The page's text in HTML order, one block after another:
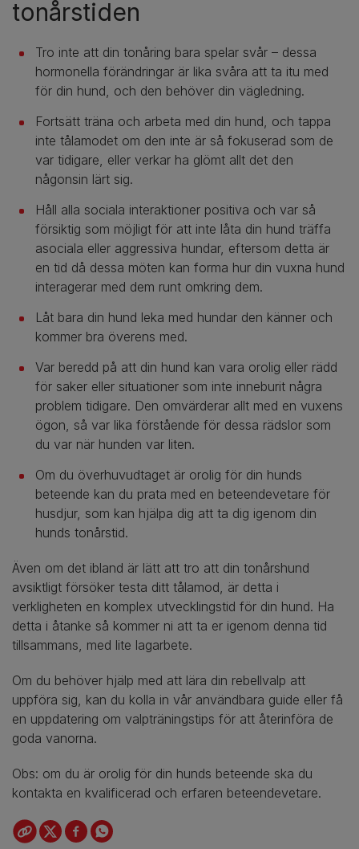
tonårstiden
Tro inte att din tonåring bara spelar svår – dessa
hormonella förändringar är lika svåra att ta itu med
för din hund, och den behöver din vägledning.
Fortsätt träna och arbeta med din hund, och tappa
inte tålamodet om den inte är så fokuserad som de
var tidigare, eller verkar ha glömt allt det den
någonsin lärt sig.
Håll alla sociala interaktioner positiva och var så
försiktig som möjligt för att inte låta din hund träffa
asociala eller aggressiva hundar, eftersom detta är
en tid då dessa möten kan forma hur din vuxna hund
interagerar med dem runt omkring dem.
Låt bara din hund leka med hundar den känner och
kommer bra överens med.
Var beredd på att din hund kan vara orolig eller rädd
för saker eller situationer som inte inneburit några
problem tidigare. Den omvärderar allt med en vuxens
ögon, så var lika förstående för dessa rädslor som
du var när hunden var liten.
Om du överhuvudtaget är orolig för din hunds
beteende kan du prata med en beteendevetare för
husdjur, som kan hjälpa dig att ta dig igenom din
hunds tonårstid.
Även om det ibland är lätt att tro att din tonårshund
avsiktligt försöker testa ditt tålamod, är detta i
verkligheten en komplex utvecklingstid för din hund. Ha
detta i åtanke så kommer ni att ta er igenom denna tid
tillsammans, med lite lagarbete.
Om du behöver hjälp med att lära din rebellvalp att
uppföra sig, kan du kolla in vår användbara guide eller få
en uppdatering om valpträningstips för att återinföra de
goda vanorna.
Obs: om du är orolig för din hunds beteende ska du
kontakta en kvalificerad och erfaren beteendevetare.